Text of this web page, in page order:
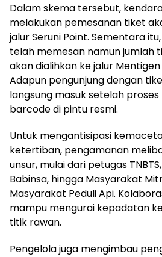
Dalam skema tersebut,
melakukan pemesanan tiket
jalur Seruni Point. Sementara
telah memesan namun jumlah
akan dialihkan ke jalur
Adapun pengunjung dengan
langsung masuk setelah
barcode di pintu resmi.
Untuk mengantisipasi
ketertiban, pengamanan
unsur, mulai dari petugas
Babinsa, hingga Masyarakat
Masyarakat Peduli Api.
mampu mengurai kepadatan
titik rawan.
Pengelola juga mengimbau